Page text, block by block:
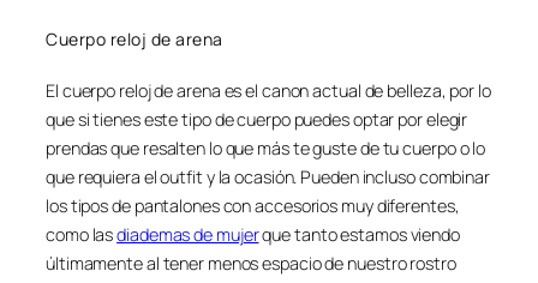
Cuerpo reloj de arena
El cuerpo reloj de arena es el canon actual de belleza, por lo
que si tienes este tipo de cuerpo puedes optar por elegir
prendas que resalten lo que más te guste de tu cuerpo o lo
que requiera el outfit y la ocasión. Pueden incluso combinar
los tipos de pantalones con accesorios muy diferentes,
como lasdiademas de mujerque tanto estamos viendo
últimamente al tener menos espacio de nuestro rostro